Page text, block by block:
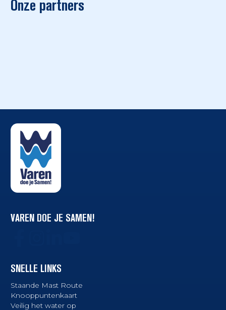
Onze partners
VAREN DOE JE SAMEN!
SNELLE LINKS
Staande Mast Route
Knooppuntenkaart
Veilig het water op